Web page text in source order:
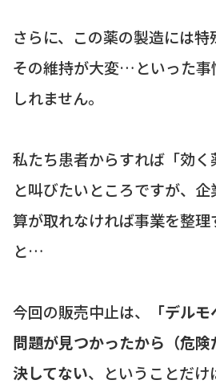
さらに、この薬の製造には特
その維持が大変…といった事
しれません。
私たち患者からすれば「効く
と叫びたいところですが、
算が取れなければ事業を整理
と…
今回の販売中止は、
「デル
問題が見つかったから（危険
決してない、ということだけ